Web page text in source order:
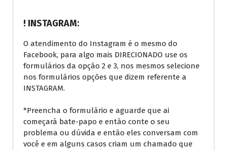
! INSTAGRAM:
O atendimento do Instagram é o mesmo do
Facebook, para algo mais DIRECIONADO use os
formulários da opção 2 e 3, nos mesmos selecione
nos formulários opções que dizem referente a
INSTAGRAM.
*Preencha o formulário e aguarde que ai
começará bate-papo e então conte o seu
problema ou dúvida e então eles conversam com
você e em alguns casos criam um chamado que